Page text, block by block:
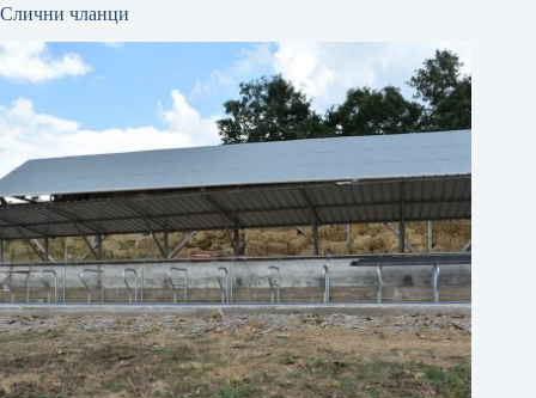
Слични чланци